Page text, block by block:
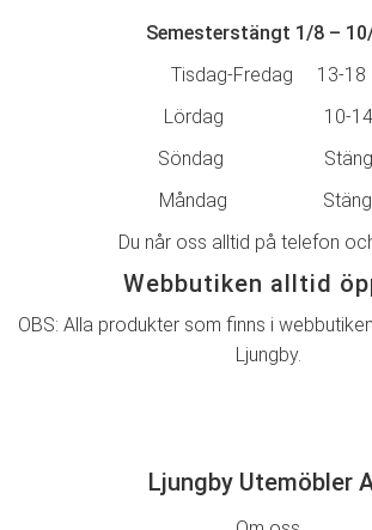
Semesterstängt 1/8 –
Tisdag-Fredag 13-18
Lördag 10-14
Söndag
Måndag
Du når oss alltid på telefon
Webbutiken alltid
OBS: Alla produkter som finns i
Ljungby.
Ljungby Utemöbler